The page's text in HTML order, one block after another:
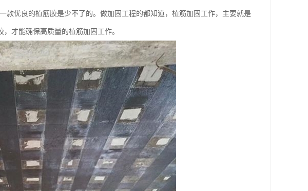
款优良的植筋胶是少不了的。做加固工程的都知道，植筋加固工作，主要就是
才能确保高质量的植筋加固工作。